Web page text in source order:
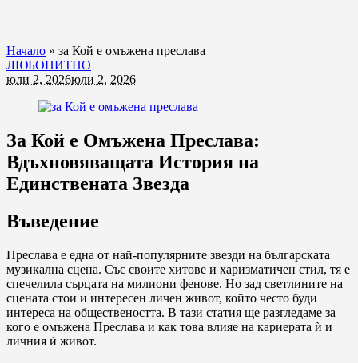
Начало » за Кой е омъжена преслава
ЛЮБОПИТНО
юли 2, 2026юли 2, 2026
За Кой е Омъжена Преслава:
Вдъхновяващата История на
Единствената Звезда
Въведение
Преслава е една от най-популярните звезди на българската
музикална сцена. Със своите хитовe и харизматичен стил, тя е
спечелила сърцата на милиони фенове. Но зад светлините на
сцената стои и интересен личен живот, който често буди
интереса на обществеността. В тази статия ще разгледаме за
кого е омъжена Преслава и как това влияе на кариерата ѝ и
личния ѝ живот.